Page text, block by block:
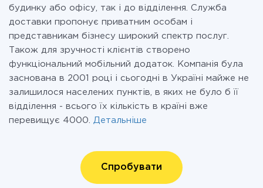
будинку або офісу, так і до відділення. Служба
доставки пропонує приватним особам і
представникам бізнесу широкий спектр послуг.
Також для зручності клієнтів створено
функціональний мобільний додаток. Компанія була
заснована в 2001 році і сьогодні в Україні майже не
залишилося населених пунктів, в яких не було б її
відділення - всього їх кількість в країні вже
перевищує 4000. Детальніше
Спробувати